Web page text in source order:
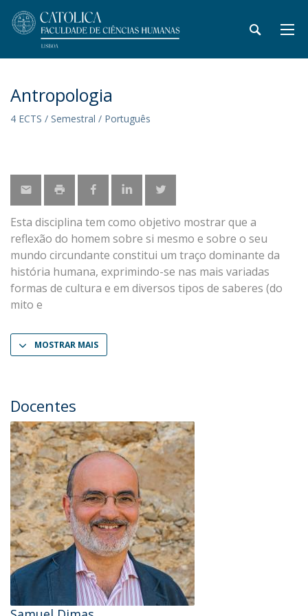
Antropologia
4 ECTS / Semestral / Português
Esta disciplina tem como objetivo mostrar que a
reflexão do homem sobre si mesmo e sobre o seu
mundo circundante constitui um traço dominante da
história humana, exprimindo-se nas mais variadas
formas de cultura e em diversos tipos de saberes (do
mito e
MOSTRAR MAIS
Docentes